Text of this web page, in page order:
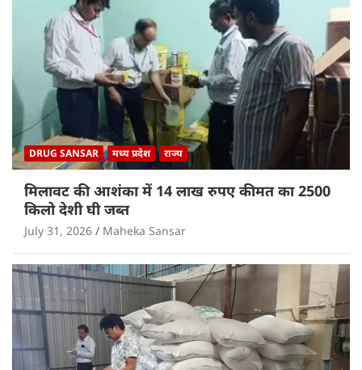
DRUG SANSAR मध्य प्रदेश राज्य
मिलावट की आशंका में 14 लाख रुपए कीमत का 2500
किलो देशी घी जब्त
July 31, 2026 Maheka Sansar